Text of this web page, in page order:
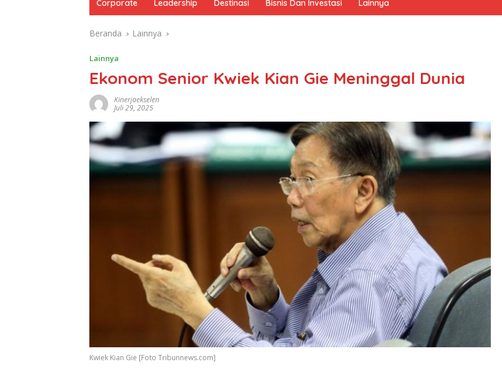
Corporate Leadership Destinasi Bisnis Dan Investasi Lainnya
Beranda Lainnya
Lainnya
Ekonom Senior Kwiek Kian Gie Meninggal Dunia
Kinerjaekselen
Juli 29, 2025
Kwiek Kian Gie [Foto Tribunnews.com]